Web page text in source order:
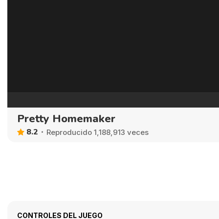
Pretty Homemaker
8.2 Reproducido 1,188,913 veces
CONTROLES DEL JUEGO